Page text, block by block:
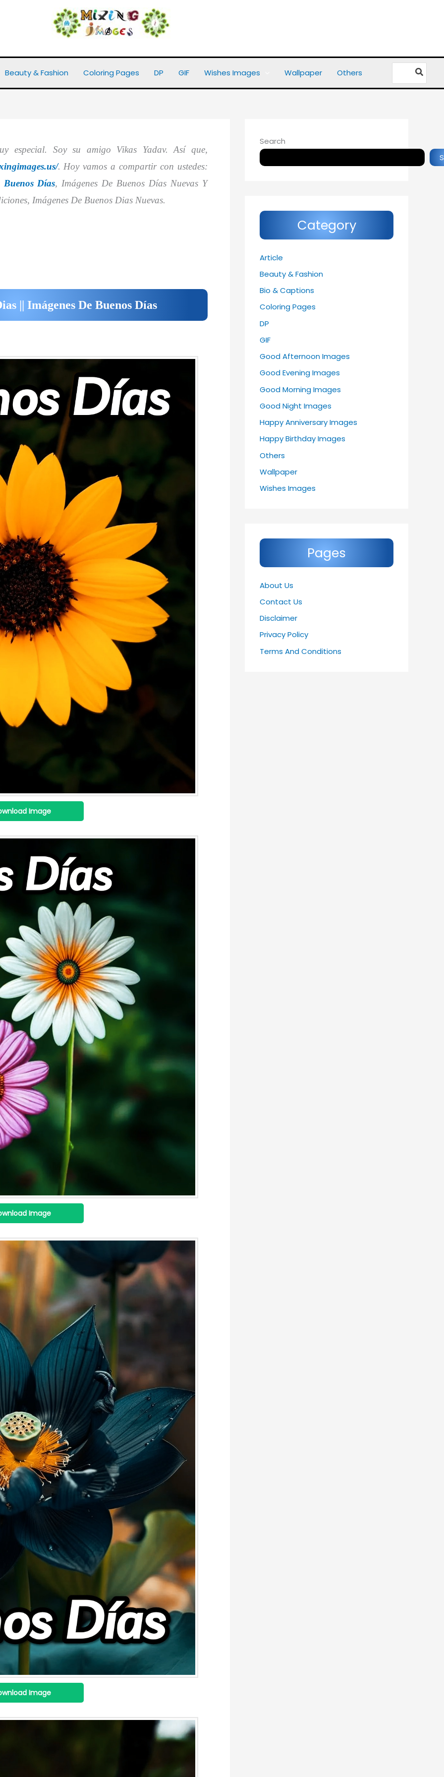
Beauty & Fashion Coloring Pages DP GIF Wishes Images Wallpaper Others
Search
especial. Soy su amigo Vikas Yadav. Así que,
. Hoy vamos a compartir con ustedes:
Buenos Días, Imágenes De Buenos Días Nuevas Y
Imágenes De Buenos Dias Nuevas.
|| Imágenes De Buenos Días
Image
Image
Image
Search
Category
Article
Beauty & Fashion
Bio & Captions
Coloring Pages
DP
GIF
Good Afternoon Images
Good Evening Images
Good Morning Images
Good Night Images
Happy Anniversary Images
Happy Birthday Images
Others
Wallpaper
Wishes Images
Pages
About Us
Contact Us
Disclaimer
Privacy Policy
Terms And Conditions